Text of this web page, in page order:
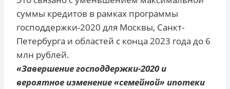
суммы кредитов в рамках программы
господдержки-2020 для Москвы, Санкт-
Петербурга и областей с конца 2023 года до 6
млн рублей.
«Завершение господдержки-2020 и
вероятное изменение «семейной» ипотеки